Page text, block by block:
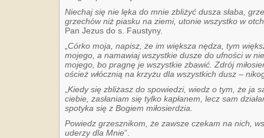
Niechaj się nie lęka do mnie zbliżyć dusza słaba,
grzechów niż piasku na ziemi, utonie wszystko w
Pan Jezus do s. Faustyny.
Córko moja, napisz, że im większa nędza, tym
mojego, a namawiaj wszystkie dusze do ufności w
mojego, bo pragnę je wszystkie zbawić. Zdrój
oścież włócznią na krzyżu dla wszystkich dusz –
Kiedy się zbliżasz do spowiedzi, wiedz o tym, że ja
ciebie, zasłaniam się tylko kapłanem, lecz sam
spotyka się z Bogiem miłosierdzia.
Powiedz grzesznikom, że zawsze czekam na nich,
uderzy dla Mnie”.